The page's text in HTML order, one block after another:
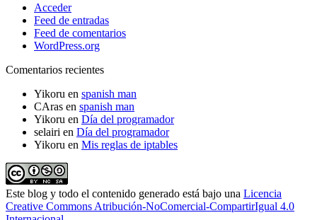
Acceder
Feed de entradas
Feed de comentarios
WordPress.org
Comentarios recientes
Yikoru en spanish man
CAras en spanish man
Yikoru en Día del programador
selairi en Día del programador
Yikoru en Mis reglas de iptables
Este blog y todo el contenido generado está bajo una Licencia
Creative Commons Atribución-NoComercial-CompartirIgual 4.0